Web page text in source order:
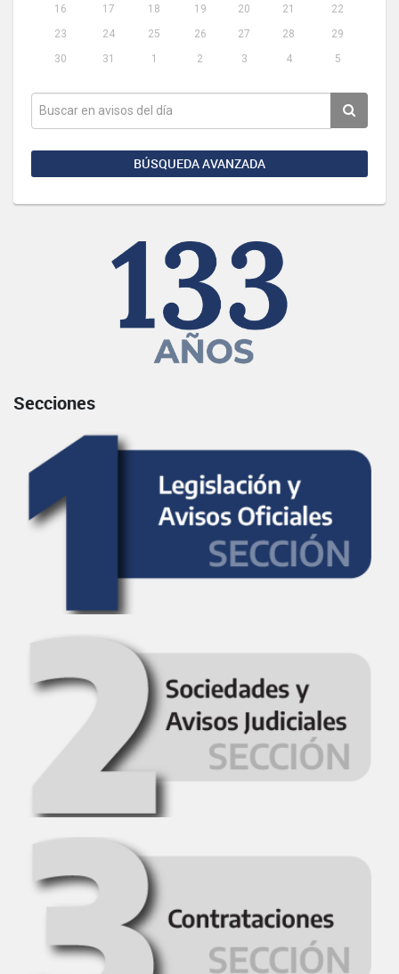
16
17 18 19 20 21
22
23
24 25 26 27 28
29
30
31 1 2 3 4 5
BÚSQUEDA AVANZADA
Secciones